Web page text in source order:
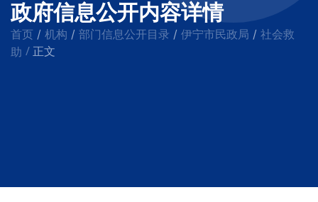
政府信息公开内容详情
首页 / 机构 / 部门信息公开目录 / 伊宁市民政局 / 社会救
助 / 正文